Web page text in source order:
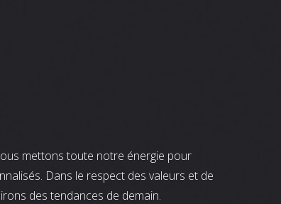
mettons toute notre énergie pour
Dans le respect des valeurs et de
des tendances de demain.